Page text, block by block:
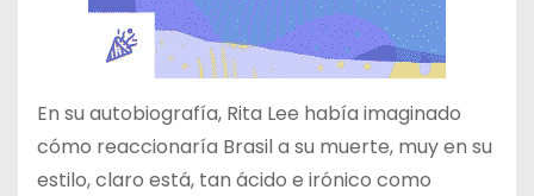
En su autobiografía, Rita Lee había imaginado
cómo reaccionaría Brasil a su muerte, muy en su
estilo, claro está, tan ácido e irónico como